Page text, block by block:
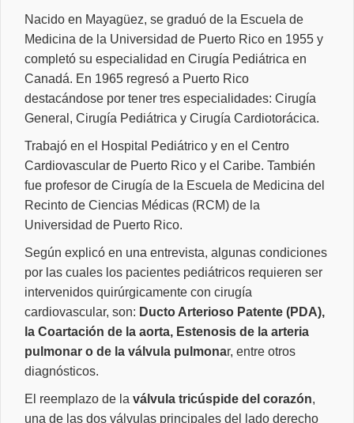
Nacido en Mayagüez, se graduó de la Escuela de
Medicina de la Universidad de Puerto Rico en 1955 y
completó su especialidad en Cirugía Pediátrica en
Canadá. En 1965 regresó a Puerto Rico
destacándose por tener tres especialidades: Cirugía
General, Cirugía Pediátrica y Cirugía Cardiotorácica.
Trabajó en el Hospital Pediátrico y en el Centro
Cardiovascular de Puerto Rico y el Caribe. También
fue profesor de Cirugía de la Escuela de Medicina del
Recinto de Ciencias Médicas (RCM) de la
Universidad de Puerto Rico.
Según explicó en una entrevista, algunas condiciones
por las cuales los pacientes pediátricos requieren ser
intervenidos quirúrgicamente con cirugía
cardiovascular, son: Ducto Arterioso Patente (PDA),
la Coartación de la aorta, Estenosis de la arteria
pulmonar o de la válvula pulmonar, entre otros
diagnósticos.
El reemplazo de la válvula tricúspide del corazón,
una de las dos válvulas principales del lado derecho